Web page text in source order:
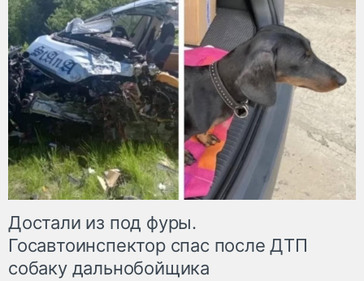
Достали из под фуры.
Госавтоинспектор спас после ДТП
собаку дальнобойщика